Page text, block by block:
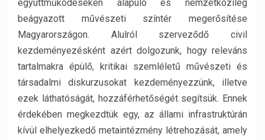
együttműködéseken alapuló és nemzetközileg
beágyazott művészeti színtér megerősítése
Magyarországon. Alulról szerveződő civil
kezdeményezésként azért dolgozunk, hogy releváns
tartalmakra épülő, kritikai szemléletű művészeti és
társadalmi diskurzusokat kezdeményezzünk, illetve
ezek láthatóságát, hozzáférhetőségét segítsük. Ennek
érdekében megkezdtük egy, az állami infrastruktúrán
kívül elhelyezkedő metaintézmény létrehozását, amely